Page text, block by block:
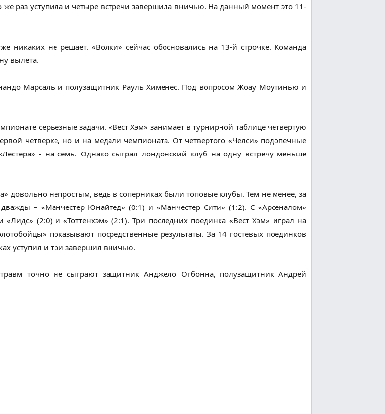
же раз уступила и четыре встречи завершила вничью. На данный момент это 11-
никаких не решает. «Волки» сейчас обосновались на 13-й строчке. Команда
вылета.
Марсаль и полузащитник Рауль Хименес. Под вопросом Жоау Моутинью и
серьезные задачи. «Вест Хэм» занимает в турнирной таблице четвертую
четверке, но и на медали чемпионата. От четвертого «Челси» подопечные
- на семь. Однако сыграл лондонский клуб на одну встречу меньше
довольно непростым, ведь в соперниках были топовые клубы. Тем не менее, за
– «Манчестер Юнайтед» (0:1) и «Манчестер Сити» (1:2). С «Арсеналом»
(2:0) и «Тоттенхэм» (2:1). Три последних поединка «Вест Хэм» играл на
показывают посредственные результаты. За 14 гостевых поединков
уступил и три завершил вничью.
точно не сыграют защитник Анджело Огбонна, полузащитник Андрей